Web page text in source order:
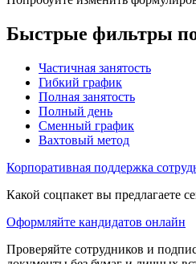
Быстрые фильтры
Частичная занятость
Гибкий график
Полная занятость
Полный день
Сменный график
Вахтовый метод
Корпоративная поддержка
Какой соцпакет вы предлагаете
Оформляйте кандидатов онлайн
Проверяйте сотрудников и